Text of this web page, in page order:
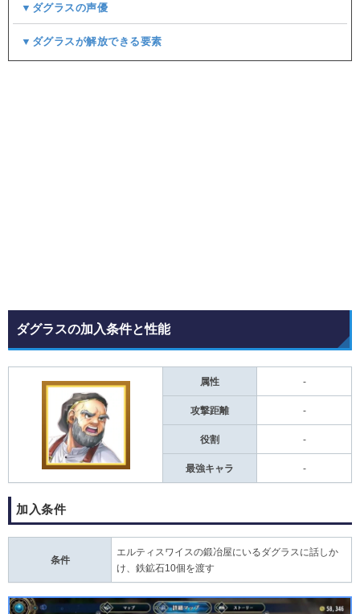
▼ダグラスの声優
▼ダグラスが解放できる要素
ダグラスの加入条件と性能
属性 -
攻撃距離 -
役割 -
最強キャラ -
加入条件
条件
エルティスワイスの鍛冶屋にいるダグラスに話しか
け、鉄鉱石10個を渡す